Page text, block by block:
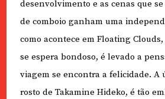
desenvolvimento e as cenas que
de comboio ganham uma
como acontece em Floating
se espera bondoso, é levado a
viagem se encontra a felicidade. A
rosto de Takamine Hideko, é tão